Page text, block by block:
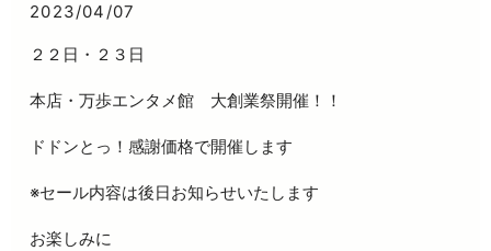
2023/04/07
２２日・２３日
本店・万歩エンタメ館 大創業祭開催！！
ドドンとっ！感謝価格で開催します
※セール内容は後日お知らせいたします
お楽しみに